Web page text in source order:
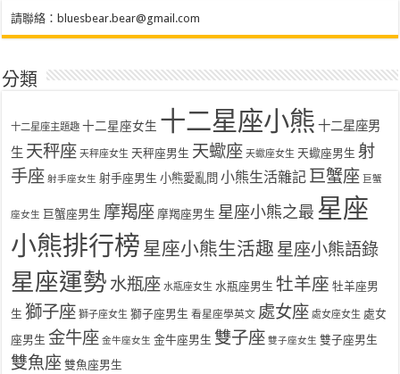
請聯絡： bluesbear.bear@gmail.com
分類
十二星座主題趣 十二星座女生 十二星座小熊 十二星座男
生 天秤座 天秤座女生 天秤座男生 天蠍座 天蠍座女生 天蠍座男生 射
手座 射手座女生 射手座男生 小熊愛亂問 小熊生活雜記 巨蟹座 巨蟹
座女生 巨蟹座男生 摩羯座 摩羯座男生 星座小熊之最 星座
小熊排行榜 星座小熊生活趣 星座小熊語錄
星座運勢 水瓶座 水瓶座女生 水瓶座男生 牡羊座 牡羊座男
生 獅子座 獅子座女生 獅子座男生 看星座學英文 處女座 處女座女生 處女
座男生 金牛座 金牛座女生 金牛座男生 雙子座 雙子座女生 雙子座男生
雙魚座 雙魚座男生